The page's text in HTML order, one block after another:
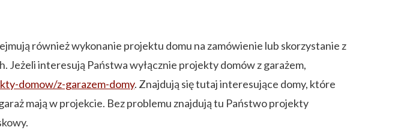
również wykonanie projektu domu na zamówienie lub skorzystanie z
interesują Państwa wyłącznie projekty domów z garażem,
domow/z-garazem-domy. Znajdują się tutaj interesujące domy, które
mają w projekcie. Bez problemu znajdują tu Państwo projekty